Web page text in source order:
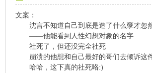
文案：
沈言不知道自己到底是造了什么孽才忽
——他能看到人性幻想对象的名字
社死了，但还没完全社死
崩溃的他想和自己最好的哥们去倾诉这
哈哈，这下真的社死咯:)